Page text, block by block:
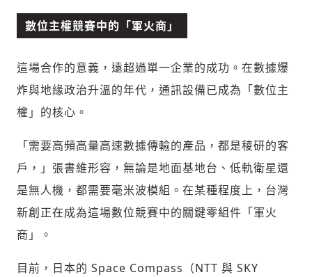
數位主權競賽中的「軍火商」
這場合作的意義，遠超過單一企業的成功。在數據爆
炸與地緣政治升溫的年代，通訊設備已成為「數位主
權」的核心。
「需要高頻高量高速數據傳輸的產品，都是稜研的客
戶，」張書維形容，無論是地面基地台、低軌衛星還
是無人機，都需要毫米波模組。在某種程度上，台灣
新創正在成為這場數位競賽中的關鍵零組件「軍火
商」。
目前，日本的 Space Compass（NTT 與 SKY